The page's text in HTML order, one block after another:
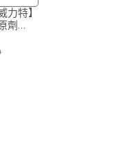
特】
能有
度